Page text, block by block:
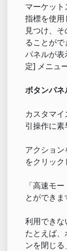
マーケッ
指標を使
見つけ、
ることがで
パネルが
定] メニュ
ボタンパネ
カスタマ
引操作に素
アクショ
をクリック
「高速モ
とができま
利用できな
たとえば
ンを閉じる